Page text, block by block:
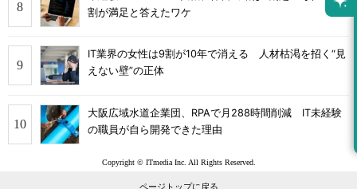
割が満足と答えたワケ
IT業界の女性は9割が10年で消える 人材枯渇を招く“見
えない壁”の正体
大阪広域水道企業団、RPAで月288時間削減 IT未経験
の職員が自ら開発できた理由
Copyright © ITmedia Inc. All Rights Reserved.
ページトップに戻る